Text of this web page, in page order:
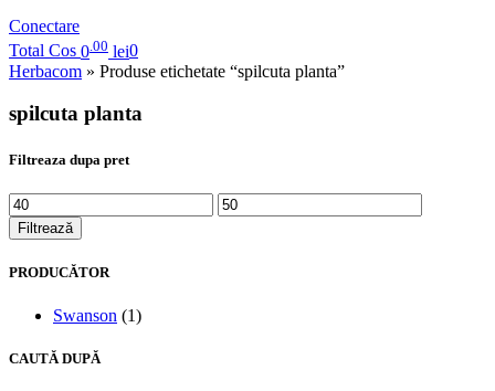
Conectare
Total Cos 0 .00 lei0
Herbacom » Produse etichetate “spilcuta planta”
spilcuta planta
Filtreaza dupa pret
Filtrează
PRODUCĂTOR
Swanson (1)
CAUTĂ DUPĂ